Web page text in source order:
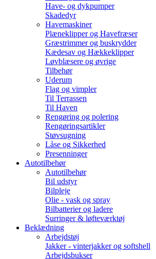
Have- og dykpumper
Skadedyr
Havemaskiner
Plæneklipper og Havefræser
Græstrimmer og buskrydder
Kædesav og Hækkeklipper
Løvblæsere og øvrige
Tilbehør
Uderum
Flag og vimpler
Til Terrassen
Til Haven
Rengøring og polering
Rengøringsartikler
Støvsugning
Låse og Sikkerhed
Presenninger
Autotilbehør
Autotilbehør
Bil udstyr
Bilpleje
Olie - vask og spray
Bilbatterier og ladere
Surringer & løfteværktøj
Beklædning
Arbejdstøj
Jakker - vinterjakker og softshell
Arbejdsbukser